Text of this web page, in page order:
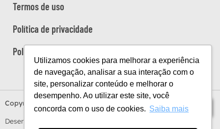
Utilizamos cookies para melhorar a experiência
de navegação, analisar a sua interação com o
site, personalizar conteúdo e melhorar o
desempenho. Ao utilizar este site, você
concorda com o uso de cookies. Saiba maisÍndice
Termos de uso
Política de privacidade
Política de cookies
Copyright Viaje na Viagem © 2026
Desenvolvido por